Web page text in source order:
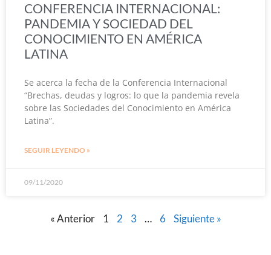
CONFERENCIA INTERNACIONAL:
PANDEMIA Y SOCIEDAD DEL
CONOCIMIENTO EN AMÉRICA
LATINA
Se acerca la fecha de la Conferencia Internacional
“Brechas, deudas y logros: lo que la pandemia revela
sobre las Sociedades del Conocimiento en América
Latina”.
SEGUIR LEYENDO »
09/11/2020
« Anterior 1 2 3 … 6 Siguiente »